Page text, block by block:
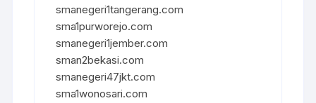
smanegeri1tangerang.com
sma1purworejo.com
smanegeri1jember.com
sman2bekasi.com
smanegeri47jkt.com
sma1wonosari.com